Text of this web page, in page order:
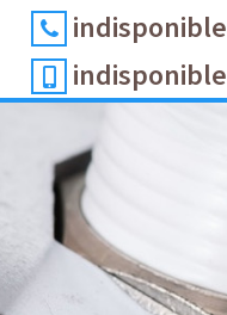
indisponible
indisponible